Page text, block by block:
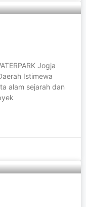
Jogja
Istimewa
alam sejarah dan